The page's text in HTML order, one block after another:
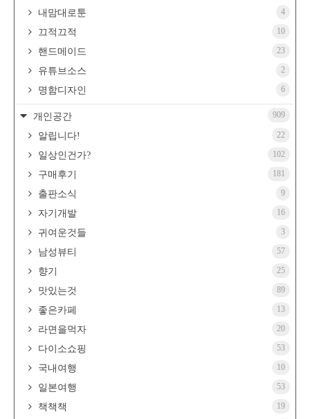
내맘대로툰 4
끄적끄적 10
핸드메이드 23
유튜브소스 2
명함디자인 6
개인공간 909
알립니다! 22
일상인건가? 102
구매후기 181
출판소식 9
자기개발 16
귀여운것들 3
남성뷰티 57
향기 25
맛있는것 89
좋은카페 13
라면을먹자 20
다이소쇼핑 53
국내여행 10
일본여행 53
책책책 19